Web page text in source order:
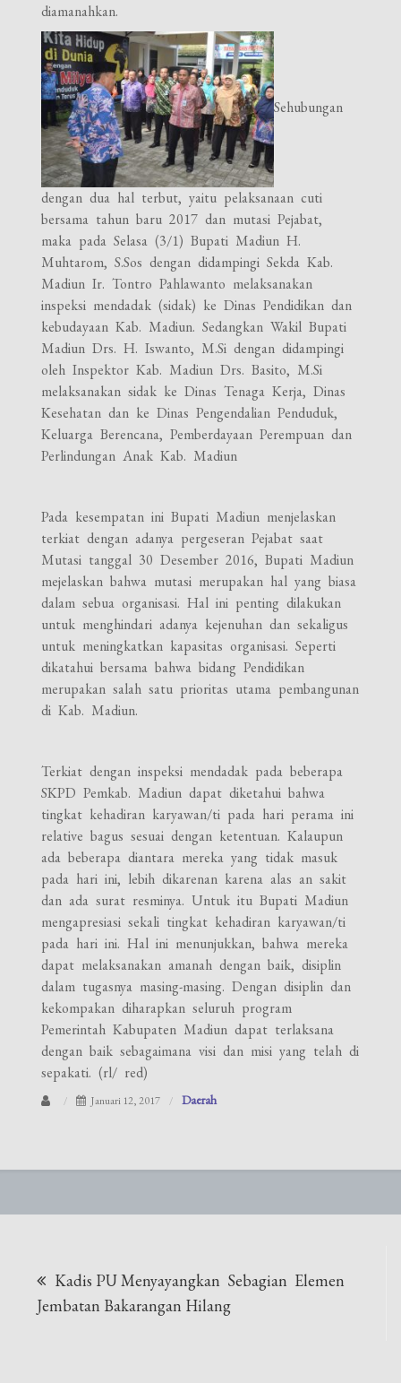
diamanahkan.
Sehubungan
dengan dua hal terbut, yaitu pelaksanaan cuti
bersama tahun baru 2017 dan mutasi Pejabat,
maka pada Selasa (3/1) Bupati Madiun H.
Muhtarom, S.Sos dengan didampingi Sekda Kab.
Madiun Ir. Tontro Pahlawanto melaksanakan
inspeksi mendadak (sidak) ke Dinas Pendidikan dan
kebudayaan Kab. Madiun. Sedangkan Wakil Bupati
Madiun Drs. H. Iswanto, M.Si dengan didampingi
oleh Inspektor Kab. Madiun Drs. Basito, M.Si
melaksanakan sidak ke Dinas Tenaga Kerja, Dinas
Kesehatan dan ke Dinas Pengendalian Penduduk,
Keluarga Berencana, Pemberdayaan Perempuan dan
Perlindungan Anak Kab. Madiun
Pada kesempatan ini Bupati Madiun menjelaskan
terkiat dengan adanya pergeseran Pejabat saat
Mutasi tanggal 30 Desember 2016, Bupati Madiun
mejelaskan bahwa mutasi merupakan hal yang biasa
dalam sebua organisasi. Hal ini penting dilakukan
untuk menghindari adanya kejenuhan dan sekaligus
untuk meningkatkan kapasitas organisasi. Seperti
dikatahui bersama bahwa bidang Pendidikan
merupakan salah satu prioritas utama pembangunan
di Kab. Madiun.
Terkiat dengan inspeksi mendadak pada beberapa
SKPD Pemkab. Madiun dapat diketahui bahwa
tingkat kehadiran karyawan/ti pada hari perama ini
relative bagus sesuai dengan ketentuan. Kalaupun
ada beberapa diantara mereka yang tidak masuk
pada hari ini, lebih dikarenan karena alas an sakit
dan ada surat resminya. Untuk itu Bupati Madiun
mengapresiasi sekali tingkat kehadiran karyawan/ti
pada hari ini. Hal ini menunjukkan, bahwa mereka
dapat melaksanakan amanah dengan baik, disiplin
dalam tugasnya masing-masing. Dengan disiplin dan
kekompakan diharapkan seluruh program
Pemerintah Kabupaten Madiun dapat terlaksana
dengan baik sebagaimana visi dan misi yang telah di
sepakati. (rl/ red)
Januari 12, 2017 Daerah
pos
Kadis PU Menyayangkan Sebagian Elemen
Jembatan Bakarangan Hilang